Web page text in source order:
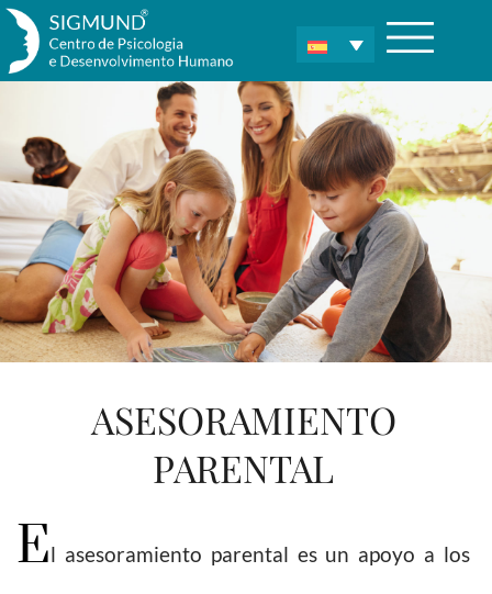
ASESORAMIENTO
PARENTAL
El asesoramiento parental es un apoyo a los